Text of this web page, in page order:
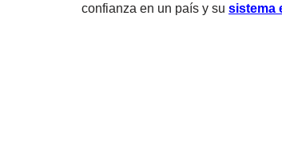
confianza en un país y su sistema